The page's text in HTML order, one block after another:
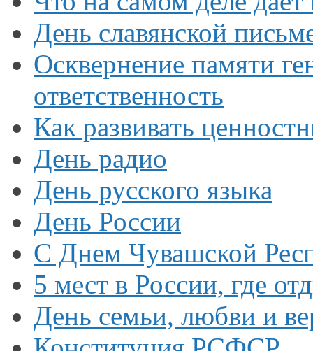
День славянской
Осквернение памяти
ответственность
Как развивать
День радио
День русского языка
День России
С Днем Чувашской
5 мест в России, где
День семьи, любви и